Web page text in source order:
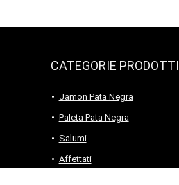
CATEGORIE PRODOTTI
Jamon Pata Negra
Paleta Pata Negra
Salumi
Affettati